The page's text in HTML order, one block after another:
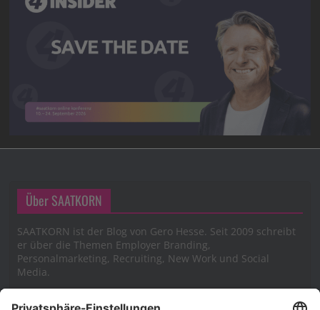
Über SAATKORN
SAATKORN ist der Blog von Gero Hesse. Seit 2009 schreibt
er über die Themen Employer Branding,
Personalmarketing, Recruiting, New Work und Social
Media.